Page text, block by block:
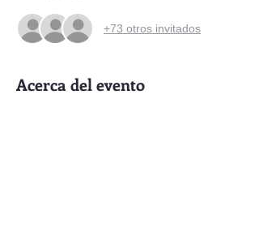
+73 otros invitados
Acerca del evento